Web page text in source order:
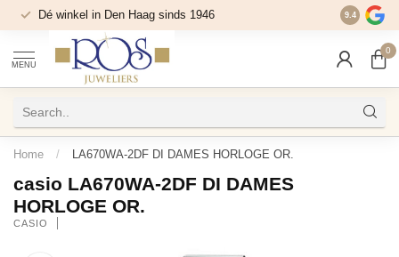
Dé winkel in Den Haag sinds 1946 9.4
MENU
0
Home / LA670WA-2DF DI DAMES HORLOGE OR.
casio LA670WA-2DF DI DAMES
HORLOGE OR.
CASIO